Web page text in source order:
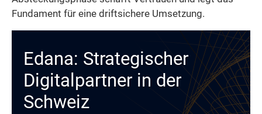
Fundament für eine driftsichere Umsetzung.
Edana: Strategischer
Digitalpartner in der
Schweiz